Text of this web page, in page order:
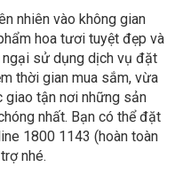
nhiên vào không gian
hoa tươi tuyệt đẹp và
sử dụng dịch vụ đặt
thời gian mua sắm, vừa
giao tận nơi những sản
nhất. Bạn có thể đặt
1800 1143 (hoàn toàn
nhé.